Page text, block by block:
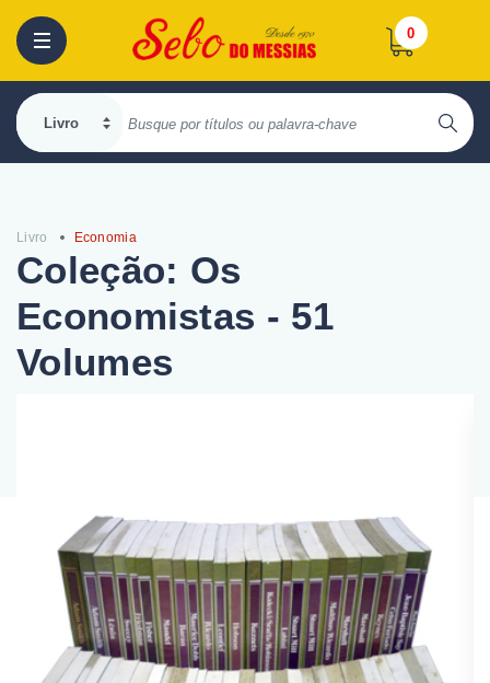
0
Livro Economia
Coleção: Os
Economistas - 51
Volumes